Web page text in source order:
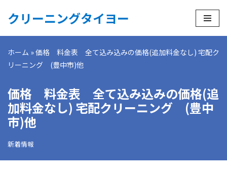
コ
テ
ン
へ
ス
キ
ッ
プ
クリーニングタイヨー
ホーム »価格 料金表 全て込み込みの価格(追加料金なし) 宅配ク
リーニング (豊中市)他
価格 料金表 全て込み込みの価格(追
加料金なし) 宅配クリーニング (豊中
市)他
新着情報